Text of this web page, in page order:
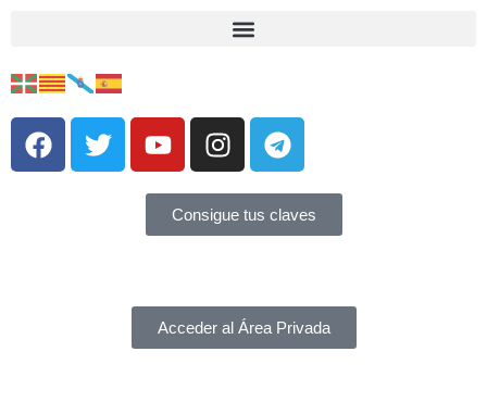
Consigue tus claves
Acceder al Área Privada